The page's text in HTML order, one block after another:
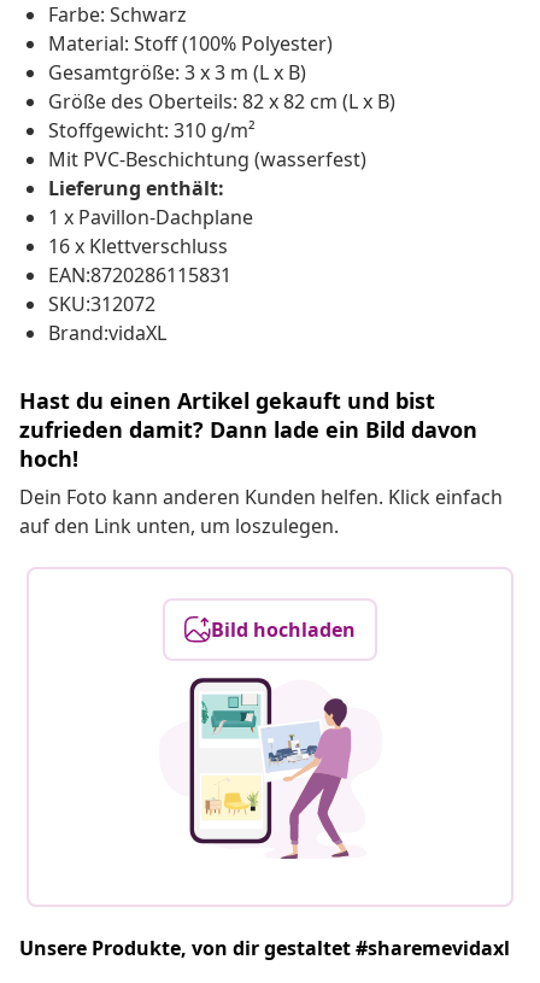
Farbe: Schwarz
Material: Stoff (100% Polyester)
Gesamtgröße: 3 x 3 m (L x B)
Größe des Oberteils: 82 x 82 cm (L x B)
Stoffgewicht: 310 g/m²
Mit PVC-Beschichtung (wasserfest)
Lieferung enthält:
1 x Pavillon-Dachplane
16 x Klettverschluss
EAN:8720286115831
SKU:312072
Brand:vidaXL
Hast du einen Artikel gekauft und bist
zufrieden damit? Dann lade ein Bild davon
hoch!
Dein Foto kann anderen Kunden helfen. Klick einfach
auf den Link unten, um loszulegen.
Bild hochladen
Unsere Produkte, von dir gestaltet #sharemevidaxl